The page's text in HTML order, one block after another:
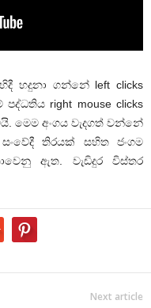
හදුනා ගන්නේ left clicks
right mouse clicks
මෙම අංගය වැදගත් වන්නේ
සංවේදී තිරයක් සහිත ජංගම
ඇත. වැඩිදුර විස්තර
Next article